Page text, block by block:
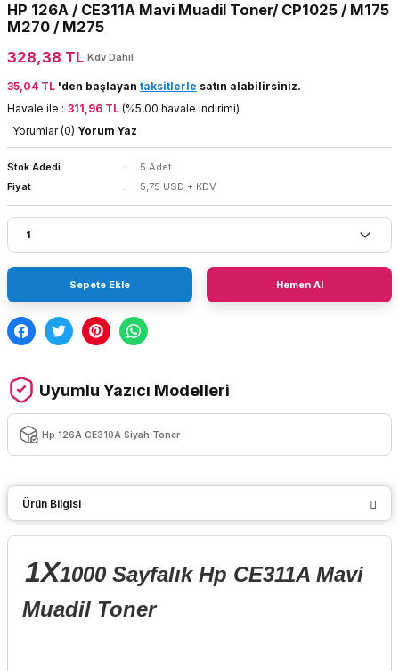
HP 126A / CE311A Mavi Muadil Toner/ CP1025 / M175
M270 / M275
328,38 TL Kdv Dahil
35,04 TL 'den başlayan taksitlerle satın alabilirsiniz.
Havale ile : 311,96 TL (%5,00 havale indirimi)
Yorumlar (0) Yorum Yaz
Stok Adedi
5 Adet
Fiyat
5,75 USD + KDV
Sepete Ekle Hemen Al
Uyumlu Yazıcı Modelleri
Hp 126A CE310A Siyah Toner
Ürün Bilgisi
1X1000 Sayfalık Hp CE311A Mavi
Muadil Toner